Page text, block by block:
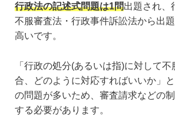
行政法の記述式問題は1問出題され、
不服審査法・行政事件訴訟法から出
高いです。
「行政の処分(あるいは指)に対して
合、どのように対応すればいいか」
の問題が多いため、審査請求などの
する必要があります。